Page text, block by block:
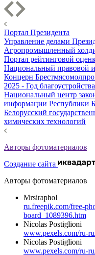
Портал Президента
Управление делами
Агропромышленный
Портал рейтинговой
Национальный правовой
Концерн
2025 - Год
Национальный центр
информации Республики
Белорусский
химических технологий
Авторы фотоматериалов
Создание сайта
Авторы фотоматериалов
Mrsiraphol
ru.freepik.com/free-
board_1089396.htm
Nicolas Postiglioni
www.pexels.com/ru-
Nicolas Postiglioni
www.pexels.com/ru-